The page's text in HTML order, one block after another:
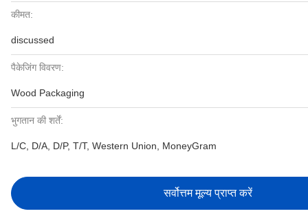
कीमत:
discussed
पैकेजिंग विवरण:
Wood Packaging
भुगतान की शर्तें:
L/C, D/A, D/P, T/T, Western Union, MoneyGram
सर्वोत्तम मूल्य प्राप्त करें